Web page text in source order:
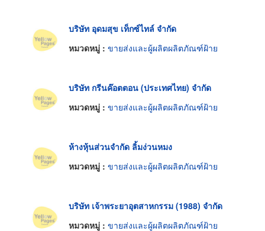
บริษัท อุดมสุข เท็กซ์ไทล์ จำกัด
หมวดหมู่ : ขายส่งและผู้ผลิตผลิตภัณฑ์ฝ้าย
บริษัท กรีนค๊อตตอน (ประเทศไทย) จำกัด
หมวดหมู่ : ขายส่งและผู้ผลิตผลิตภัณฑ์ฝ้าย
ห้างหุ้นส่วนจำกัด ลิ้มง่วนหมง
หมวดหมู่ : ขายส่งและผู้ผลิตผลิตภัณฑ์ฝ้าย
บริษัท เจ้าพระยาอุตสาหกรรม (1988) จำกัด
หมวดหมู่ : ขายส่งและผู้ผลิตผลิตภัณฑ์ฝ้าย